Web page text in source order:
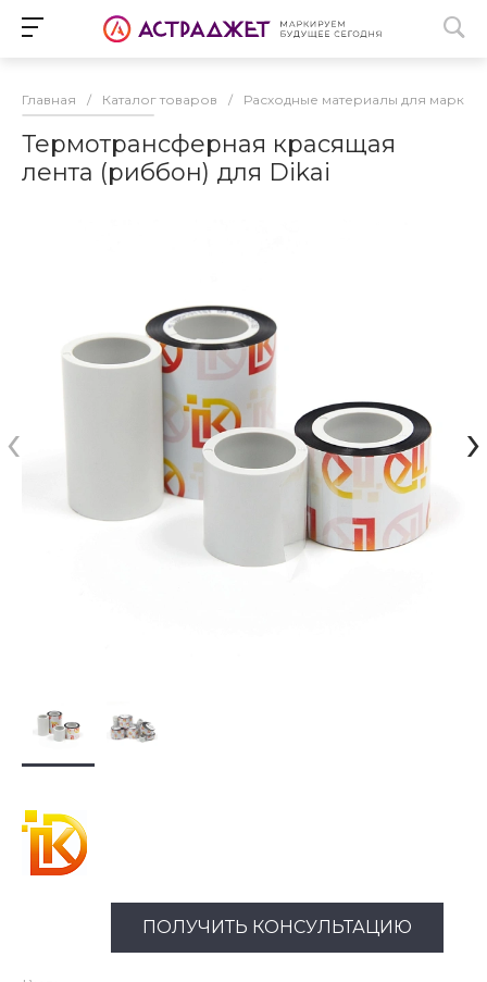
Главная / Каталог товаров / Расходные материалы для
Термотрансферная красящая
лента (риббон) для Dikai
‹ ›
ПОЛУЧИТЬ КОНСУЛЬТАЦИЮ